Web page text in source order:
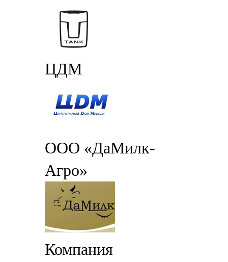
ЦДМ
ООО «ДаМилк-
Агро»
Компания